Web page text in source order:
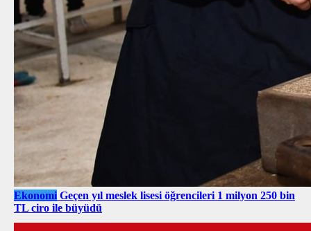
Ekonomi Geçen yıl meslek lisesi öğrencileri 1 milyon 250 bin
TL ciro ile büyüdü